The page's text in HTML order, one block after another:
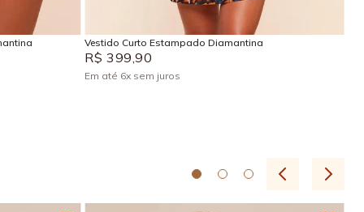
Adicionar na sacola
Vestido Curto Estampado Diamantina
R$ 399,90
Em até 6x sem juros